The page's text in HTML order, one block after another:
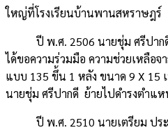
ใหญ่ที่โรงเรียนบ้านพานสหราษฎร์
ปี พ.ศ. 2506 นายชุ่ม ศรีปากดี
ได้ขอความร่วมมือ ความช่วยเหลือจ
แบบ 135 ขึ้น 1 หลัง ขนาด 9 X 15
นายชุ่ม ศรีปากดี ย้ายไปดำรงตำแห
ปี พ.ศ. 2510 นายเตรียม ประ